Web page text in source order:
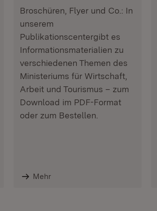
Broschüren, Flyer und Co.: In
unserem
Publikationscentergibt es
Informationsmaterialien zu
verschiedenen Themen des
Ministeriums für Wirtschaft,
Arbeit und Tourismus – zum
Download im PDF-Format
oder zum Bestellen.
Mehr